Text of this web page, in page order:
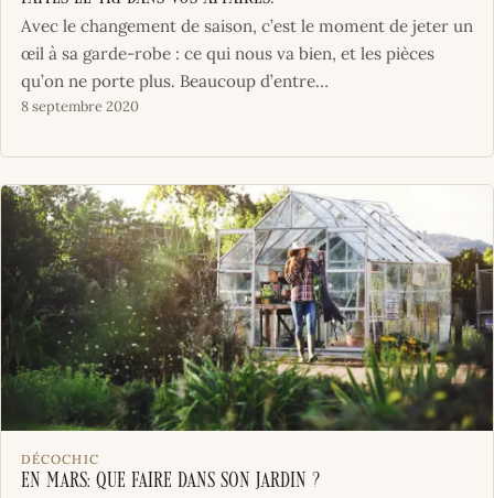
Avec le changement de saison, c’est le moment de jeter un
œil à sa garde-robe : ce qui nous va bien, et les pièces
qu’on ne porte plus. Beaucoup d’entre…
8 septembre 2020
DÉCOCHIC
En mars: que faire dans son jardin ?